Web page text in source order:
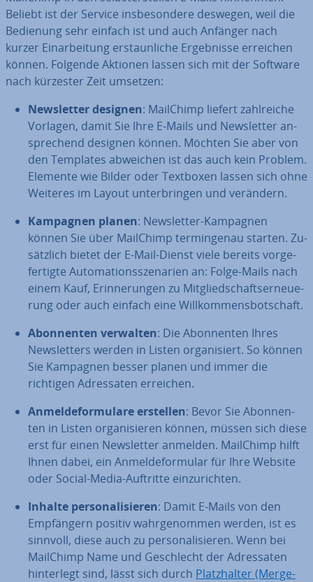
Beliebt ist der Service ins­be­son­de­re deswegen, weil die
Bedienung sehr einfach ist und auch Anfänger nach
kurzer Ein­ar­bei­tung er­staun­li­che Er­geb­nis­se erreichen
können. Folgende Aktionen lassen sich mit der Software
nach kürzester Zeit umsetzen:
News­let­ter designen: MailChimp liefert zahl­rei­che
Vorlagen, damit Sie Ihre E-Mails und News­let­ter an­
spre­chend designen können. Möchten Sie aber von
den Templates abweichen ist das auch kein Problem.
Elemente wie Bilder oder Textboxen lassen sich ohne
Weiteres im Layout un­ter­brin­gen und verändern.
Kampagnen planen: News­let­ter-Kampagnen
können Sie über MailChimp ter­min­ge­nau starten. Zu­
sätz­lich bietet der E-Mail-Dienst viele bereits vor­ge­
fer­tig­te Au­to­ma­ti­ons­sze­na­ri­en an: Folge-Mails nach
einem Kauf, Er­in­ne­run­gen zu Mit­glied­schafts­er­neue­
rung oder auch einfach eine Will­kom­mens­bot­schaft.
Abon­nen­ten verwalten: Die Abon­nen­ten Ihres
News­let­ters werden in Listen or­ga­ni­siert. So können
Sie Kampagnen besser planen und immer die
richtigen Adres­sa­ten erreichen.
An­mel­de­for­mu­la­re erstellen: Bevor Sie Abon­nen­
ten in Listen or­ga­ni­sie­ren können, müssen sich diese
erst für einen News­let­ter anmelden. MailChimp hilft
Ihnen dabei, ein An­mel­de­for­mu­lar für Ihre Website
oder Social-Media-Auftritte ein­zu­rich­ten.
Inhalte per­so­na­li­sie­ren: Damit E-Mails von den
Emp­fän­gern positiv wahr­ge­nom­men werden, ist es
sinnvoll, diese auch zu per­so­na­li­sie­ren. Wenn bei
MailChimp Name und Ge­schlecht der Adres­sa­ten
hin­ter­legt sind, lässt sich durch Platz­hal­ter (Merge-